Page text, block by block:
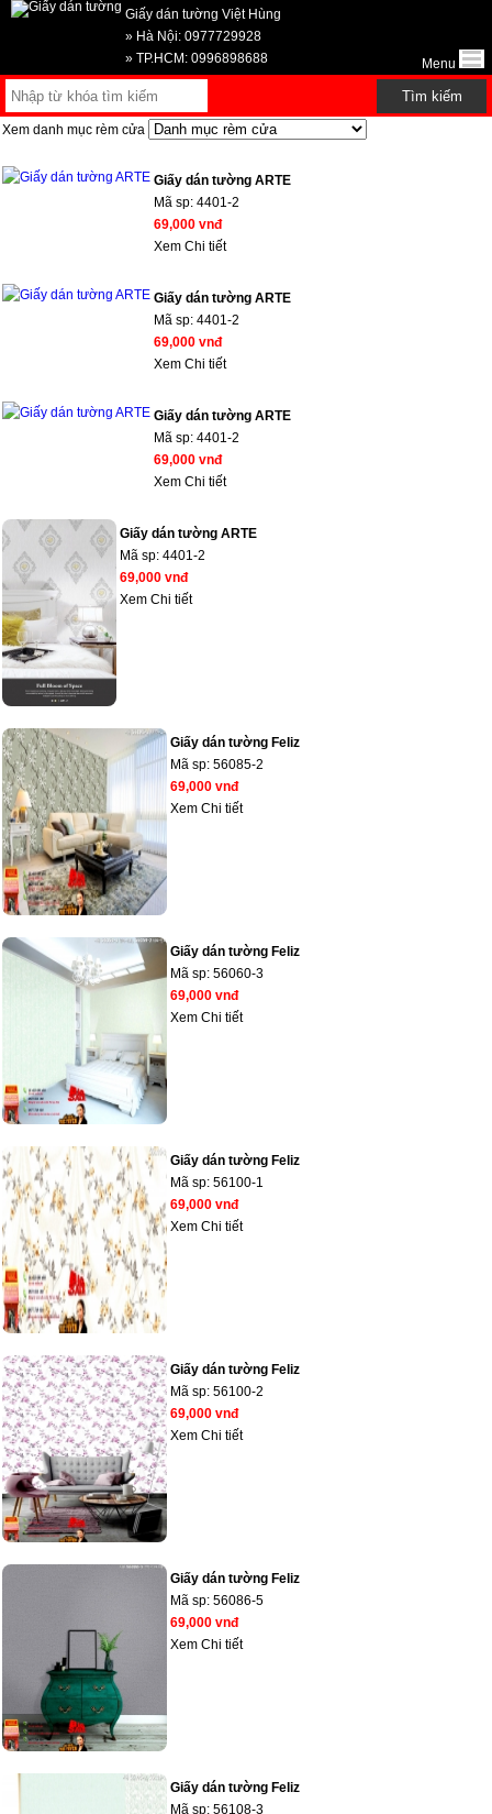
Giấy dán tường Việt Hùng
» Hà Nội: 0977729928
» TP.HCM: 0996898688
Menu
Xem danh mục rèm cửa
Giấy dán tường ARTE
Mã sp: 4401-2
69,000 vnđ
Xem Chi tiết
Giấy dán tường ARTE
Mã sp: 4401-2
69,000 vnđ
Xem Chi tiết
Giấy dán tường ARTE
Mã sp: 4401-2
69,000 vnđ
Xem Chi tiết
Giấy dán tường ARTE
Mã sp: 4401-2
69,000 vnđ
Xem Chi tiết
Giấy dán tường Feliz
Mã sp: 56085-2
69,000 vnđ
Xem Chi tiết
Giấy dán tường Feliz
Mã sp: 56060-3
69,000 vnđ
Xem Chi tiết
Giấy dán tường Feliz
Mã sp: 56100-1
69,000 vnđ
Xem Chi tiết
Giấy dán tường Feliz
Mã sp: 56100-2
69,000 vnđ
Xem Chi tiết
Giấy dán tường Feliz
Mã sp: 56086-5
69,000 vnđ
Xem Chi tiết
Giấy dán tường Feliz
Mã sp: 56108-3